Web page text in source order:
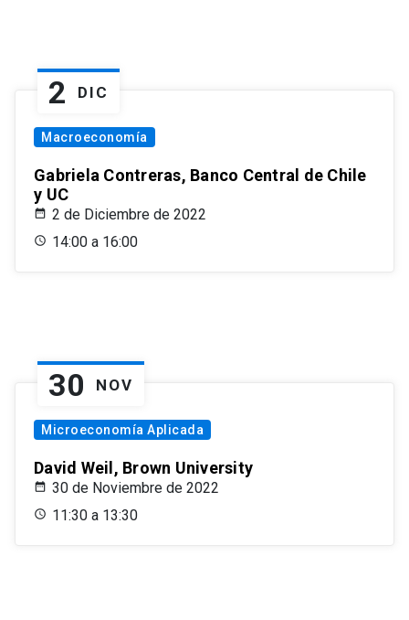
2 DIC
Macroeconomía
Gabriela Contreras, Banco Central de Chile
y UC
2 de Diciembre de 2022
14:00 a 16:00
30 NOV
Microeconomía Aplicada
David Weil, Brown University
30 de Noviembre de 2022
11:30 a 13:30